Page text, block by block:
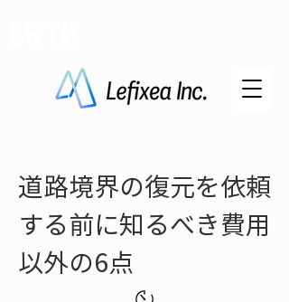
道路境界の復元を依頼
する前に知るべき費用
以外の6点